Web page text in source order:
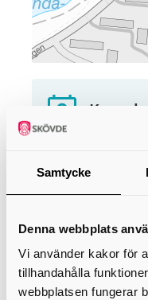
Samtycke
Denna webbplats
Vi använder kakor för
tillhandahålla
webbplatsen fungerar
Kontakt
Henrik Rydberg
Biträdande rektor
Malott Tropp